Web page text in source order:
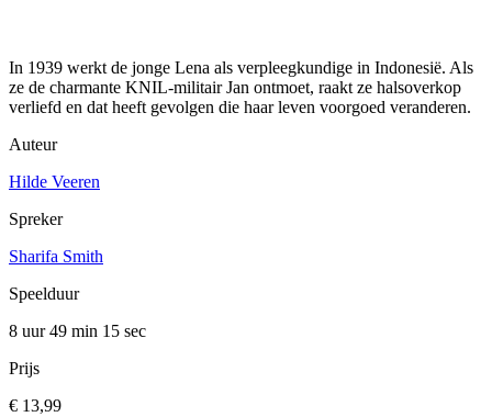
In 1939 werkt de jonge Lena als verpleegkundige in Indonesië. Als
ze de charmante KNIL-militair Jan ontmoet, raakt ze halsoverkop
verliefd en dat heeft gevolgen die haar leven voorgoed veranderen.
Auteur
Hilde Veeren
Spreker
Sharifa Smith
Speelduur
8 uur 49 min 15 sec
Prijs
€ 13,99